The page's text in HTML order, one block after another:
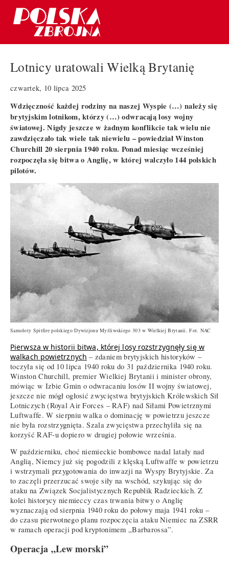
Lotnicy uratowali Wielką Brytanię
czwartek, 10 lipca 2025
Wdzięczność każdej rodziny na naszej Wyspie (…) należy się
brytyjskim lotnikom, którzy (…) odwracają losy wojny
światowej. Nigdy jeszcze w żadnym konflikcie tak wielu nie
zawdzięczało tak wiele tak niewielu – powiedział Winston
Churchill 20 sierpnia 1940 roku. Ponad miesiąc wcześniej
rozpoczęła się bitwa o Anglię, w której walczyło 144 polskich
pilotów.
Samoloty Spitfire polskiego Dywizjonu Myśliwskiego 303 w Wielkiej Brytanii. Fot. NAC
Pierwsza w historii bitwa, której losy rozstrzygnęły się w
walkach powietrznych – zdaniem brytyjskich historyków –
toczyła się od 10 lipca 1940 roku do 31 października 1940 roku.
Winston Churchill, premier Wielkiej Brytanii i minister obrony,
mówiąc w Izbie Gmin o odwracaniu losów II wojny światowej,
jeszcze nie mógł ogłosić zwycięstwa brytyjskich Królewskich Sił
Lotniczych (Royal Air Forces – RAF) nad Siłami Powietrznymi
Luftwaffe. W sierpniu walka o dominację w powietrzu jeszcze
nie była rozstrzygnięta. Szala zwycięstwa przechyliła się na
korzyść RAF-u dopiero w drugiej połowie września.
W październiku, choć niemieckie bombowce nadal latały nad
Anglią, Niemcy już się pogodzili z klęską Luftwaffe w powietrzu
i wstrzymali przygotowania do inwazji na Wyspy Brytyjskie. Za
to zaczęli przerzucać swoje siły na wschód, szykując się do
ataku na Związek Socjalistycznych Republik Radzieckich. Z
kolei historycy niemieccy czas trwania bitwy o Anglię
wyznaczają od sierpnia 1940 roku do połowy maja 1941 roku –
do czasu pierwotnego planu rozpoczęcia ataku Niemiec na ZSRR
w ramach operacji pod kryptonimem „Barbarossa”.
Operacja „Lew morski”